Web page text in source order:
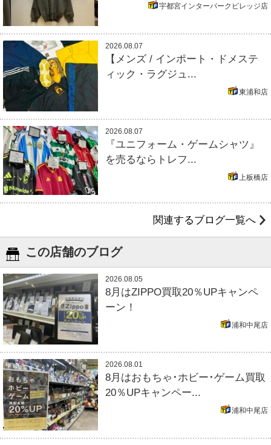
宇都宮インターパークビレッジ店
2026.08.07
【メンズ / インポート・ドメステ
ィック・ラグジュ...
東浦和店
2026.08.07
『ユニフォーム・ゲームシャツ』
を売るならトレフ...
上板橋店
関連するブログ一覧へ
この店舗のブログ
2026.08.05
8月はZIPPO買取20％UPキャンペ
ーン！
浦和中尾店
2026.08.01
8月はおもちゃ･ホビー･ゲーム買取
20％UPキャンペー...
浦和中尾店